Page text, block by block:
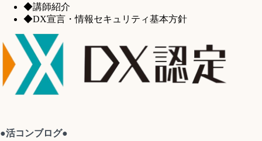
◆講師紹介
◆DX宣言・情報セキュリティ基本方針
●活コンブログ●